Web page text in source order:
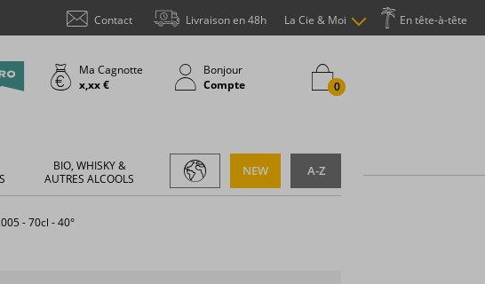
En tête-à-tête
La Cie & Moi
Livraison en 48h
Contact
Ma Cagnotte
x,xx €
Bonjour
Compte
0
BIO, WHISKY &
AUTRES ALCOOLS
A-Z
NEW
- 70cl - 40°